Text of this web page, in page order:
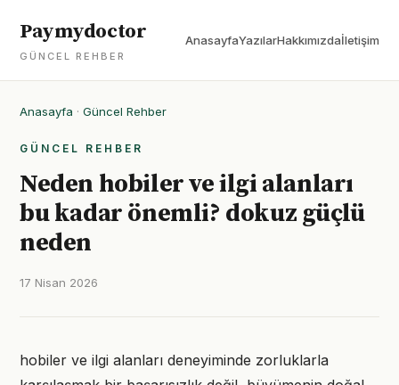
Paymydoctor
GÜNCEL REHBER
AnasayfaYazılarHakkımızdaİletişim
Anasayfa · Güncel Rehber
GÜNCEL REHBER
Neden hobiler ve ilgi alanları
bu kadar önemli? dokuz güçlü
neden
17 Nisan 2026
hobiler ve ilgi alanları deneyiminde zorluklarla